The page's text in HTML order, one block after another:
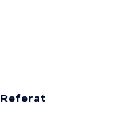
Referat